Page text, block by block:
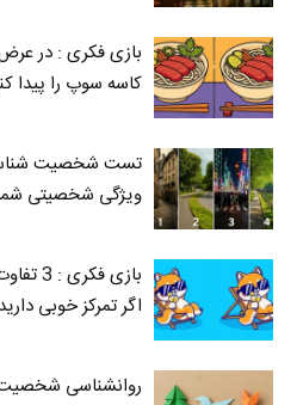
کاسه‌ سوپ را پیدا
تست شخصیت
ویژگی شخصیتی شما
بازی
اگر تمرکز خوبی دارید، در عرض
روانشناسی شخصیت